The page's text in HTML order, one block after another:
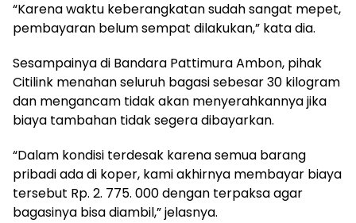
“Karena waktu keberangkatan sudah sangat mepet,
pembayaran belum sempat dilakukan,” kata dia.
Sesampainya di Bandara Pattimura Ambon, pihak
Citilink menahan seluruh bagasi sebesar 30 kilogram
dan mengancam tidak akan menyerahkannya jika
biaya tambahan tidak segera dibayarkan.
“Dalam kondisi terdesak karena semua barang
pribadi ada di koper, kami akhirnya membayar biaya
tersebut Rp. 2. 775. 000 dengan terpaksa agar
bagasinya bisa diambil,” jelasnya.